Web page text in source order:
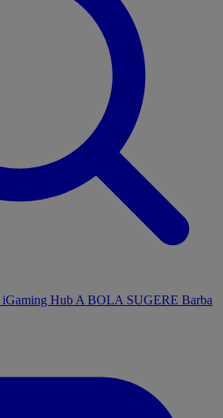
iGaming Hub A BOLA SUGERE Barba